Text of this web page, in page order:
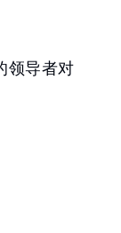
领导者对